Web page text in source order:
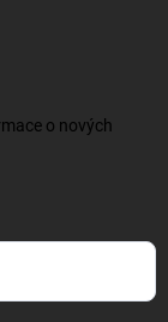
o nových